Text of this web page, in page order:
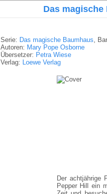
Das magische
Serie: Das magische Baumhaus,
Autoren: Mary Pope Osborne
Übersetzer: Petra Wiese
Verlag: Loewe Verlag
Der achtjährige
Pepper Hill ein